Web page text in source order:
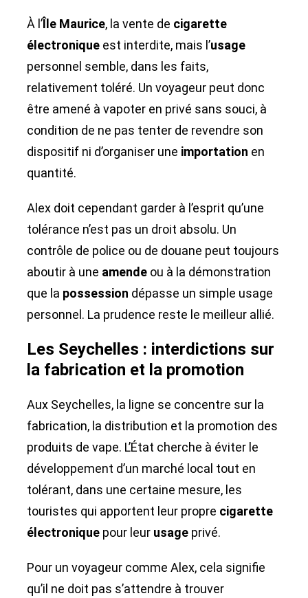
À l’Île Maurice, la vente de cigarette
électronique est interdite, mais l’usage
personnel semble, dans les faits,
relativement toléré. Un voyageur peut donc
être amené à vapoter en privé sans souci, à
condition de ne pas tenter de revendre son
dispositif ni d’organiser une importation en
quantité.
Alex doit cependant garder à l’esprit qu’une
tolérance n’est pas un droit absolu. Un
contrôle de police ou de douane peut toujours
aboutir à une amende ou à la démonstration
que la possession dépasse un simple usage
personnel. La prudence reste le meilleur allié.
Les Seychelles : interdictions sur
la fabrication et la promotion
Aux Seychelles, la ligne se concentre sur la
fabrication, la distribution et la promotion des
produits de vape. L’État cherche à éviter le
développement d’un marché local tout en
tolérant, dans une certaine mesure, les
touristes qui apportent leur propre cigarette
électronique pour leur usage privé.
Pour un voyageur comme Alex, cela signifie
qu’il ne doit pas s’attendre à trouver